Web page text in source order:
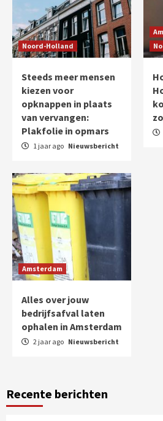
Noord-Holland
Steeds meer mensen
kiezen voor
opknappen in plaats
van vervangen:
Plakfolie in opmars
1 jaar ago Nieuwsbericht
Amsterdam
Alles over jouw
bedrijfsafval laten
ophalen in Amsterdam
2 jaar ago Nieuwsbericht
Recente berichten